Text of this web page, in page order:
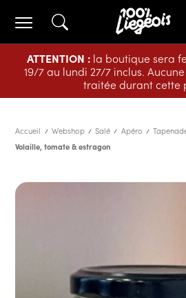
ATTENTION :la boutique sera
19/7 au lundi 27/7 inclus.
traitée durant cette
Accueil Webshop Salé Apéro
Volaille, tomate & estragon